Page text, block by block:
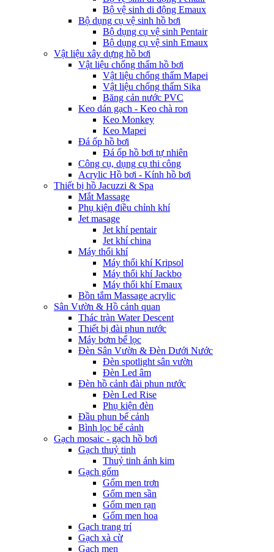
Bộ vệ sinh di động Emaux
Bộ dụng cụ vệ sinh hồ bơi
Bộ dụng cụ vệ sinh Pentair
Bộ dụng cụ vệ sinh Emaux
Vật liệu xây dựng hồ bơi
Vật liệu chống thấm hồ bơi
Vật liệu chống thấm Mapei
Vật liệu chống thấm Sika
Băng cản nước PVC
Keo dán gạch - Keo chà ron
Keo Monkey
Keo Mapei
Đá ốp hồ bơi
Đá ốp hồ bơi tự nhiên
Công cụ, dụng cụ thi công
Acrylic Hồ bơi - Kính hồ bơi
Thiết bị hồ Jacuzzi & Spa
Mắt Massage
Phụ kiện điều chỉnh khí
Jet masage
Jet khí pentair
Jet khí china
Máy thổi khí
Máy thổi khí Kripsol
Máy thổi khí Jackbo
Máy thổi khí Emaux
Bồn tắm Massage acrylic
Sân Vườn & Hồ cảnh quan
Thác tràn Water Descent
Thiết bị đài phun nước
Máy bơm bể lọc
Đèn Sân Vườn & Đèn Dưới Nước
Đèn spotlight sân vườn
Đèn Led âm
Đèn hồ cảnh đài phun nước
Đèn Led Rise
Phụ kiện đèn
Đầu phun bể cảnh
Bình lọc bể cảnh
Gạch mosaic - gạch hồ bơi
Gạch thuỷ tinh
Thuỷ tinh ánh kim
Gạch gốm
Gốm men trơn
Gốm men sần
Gốm men rạn
Gốm men hoa
Gạch trang trí
Gạch xà cừ
Gạch men